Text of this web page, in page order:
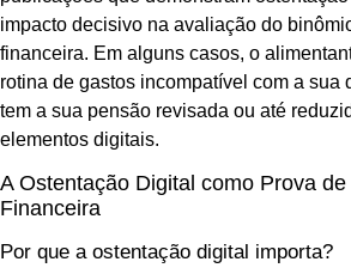
impacto decisivo na avaliação do
financeira. Em alguns casos, o
rotina de gastos incompatível com a sua
tem a sua pensão revisada ou até
elementos digitais.
A Ostentação Digital como Prova
Financeira
Por que a ostentação digital importa?